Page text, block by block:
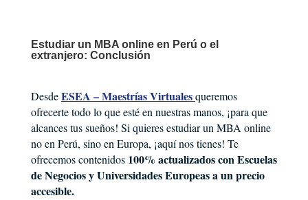
Estudiar un MBA online en Perú o el
extranjero: Conclusión
DesdeESEA – Maestrías Virtuales queremos
ofrecerte todo lo que esté en nuestras manos, ¡para que
alcances tus sueños! Si quieres estudiar un MBA online
no en Perú, sino en Europa, ¡aquí nos tienes! Te
ofrecemos contenidos 100% actualizados con Escuelas
de Negocios y Universidades Europeas a un precio
accesible.